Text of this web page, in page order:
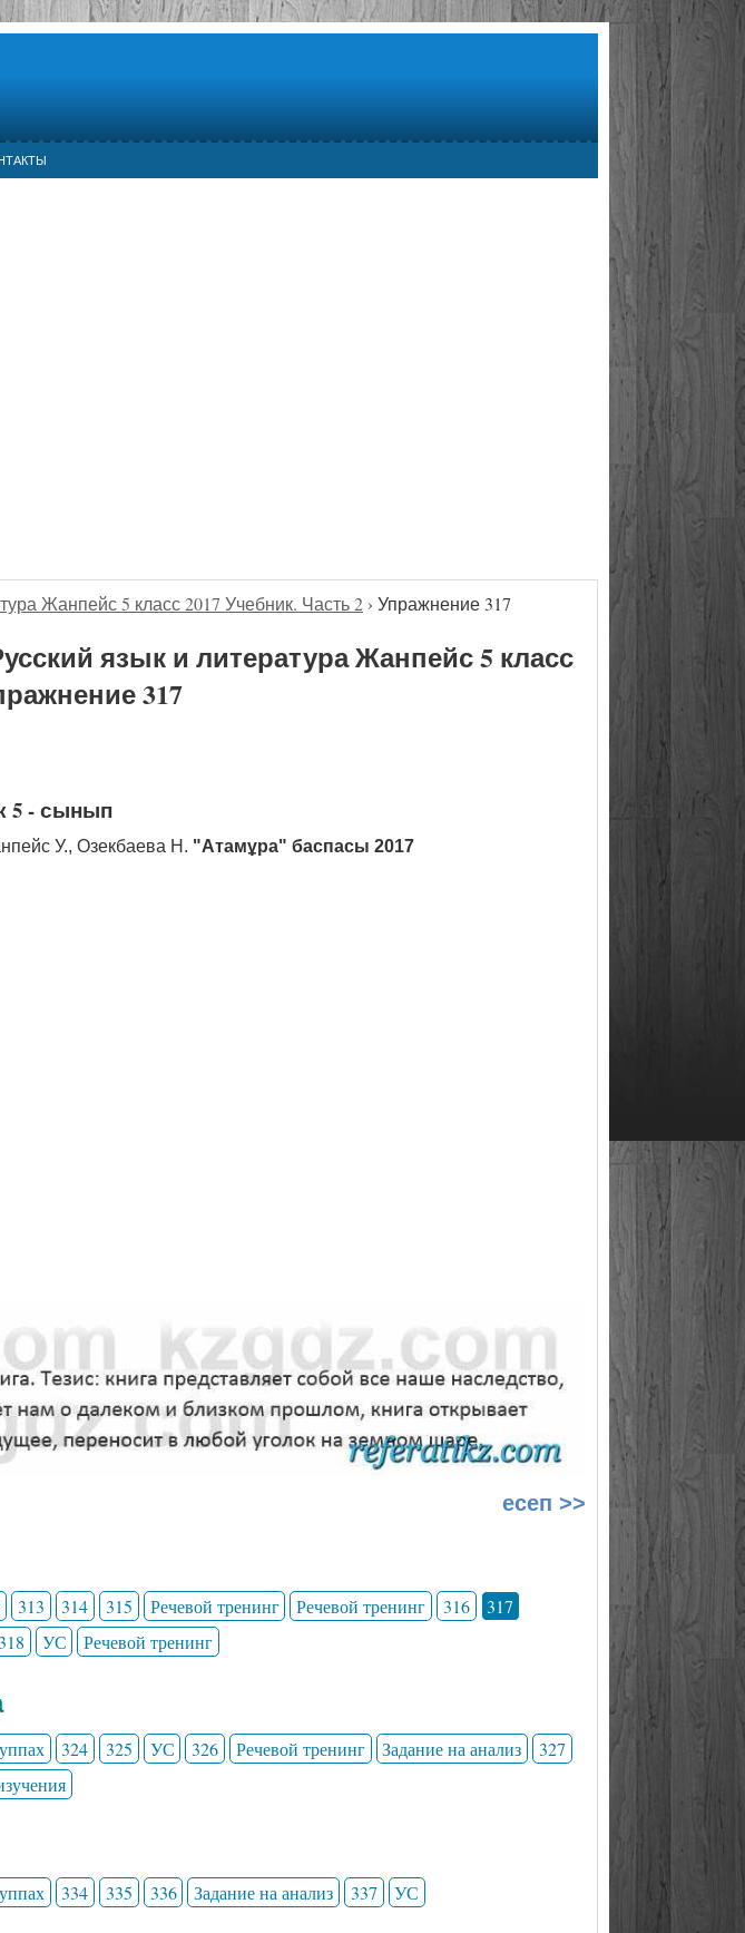
Жанпейс 5 класс 2017 Учебник. Часть 2 › Упражнение 317
язык и литература Жанпейс 5 класс
317
5 - сынып
У., Озекбаева Н. "Атамұра" баспасы 2017
есеп >>
313 314 315 Речевой тренинг Речевой тренинг 316
317
УС Речевой тренинг
324 325 УС 326 Речевой тренинг Задание на анализ
327
334 335 336 Задание на анализ 337 УС